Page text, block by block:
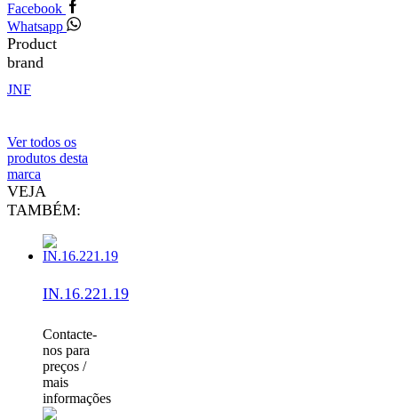
Facebook
Whatsapp
Product
brand
JNF
Ver todos os
produtos desta
marca
VEJA
TAMBÉM:
IN.16.221.19
Contacte-
nos para
preços /
mais
informações